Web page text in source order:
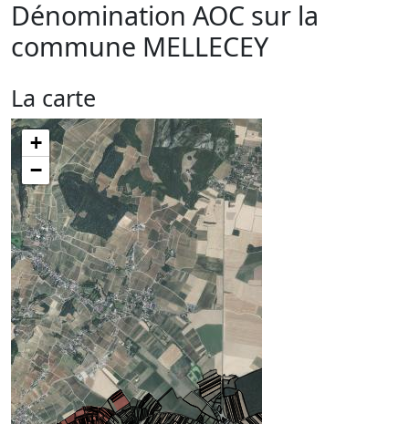
Dénomination AOC sur la
commune MELLECEY
La carte
+
−